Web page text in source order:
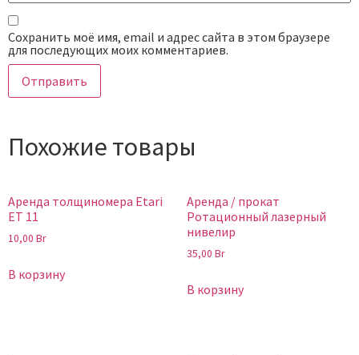
Сохранить моё имя, email и адрес сайта в этом браузере
для последующих моих комментариев.
Похожие товары
Аренда толщиномера Etari
ET 11
10,00 Br
В корзину
Аренда / прокат
Ротационный лазерный
нивелир
35,00 Br
В корзину